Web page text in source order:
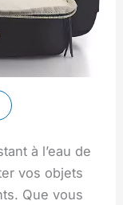
à l’eau de
vos objets
Que vous